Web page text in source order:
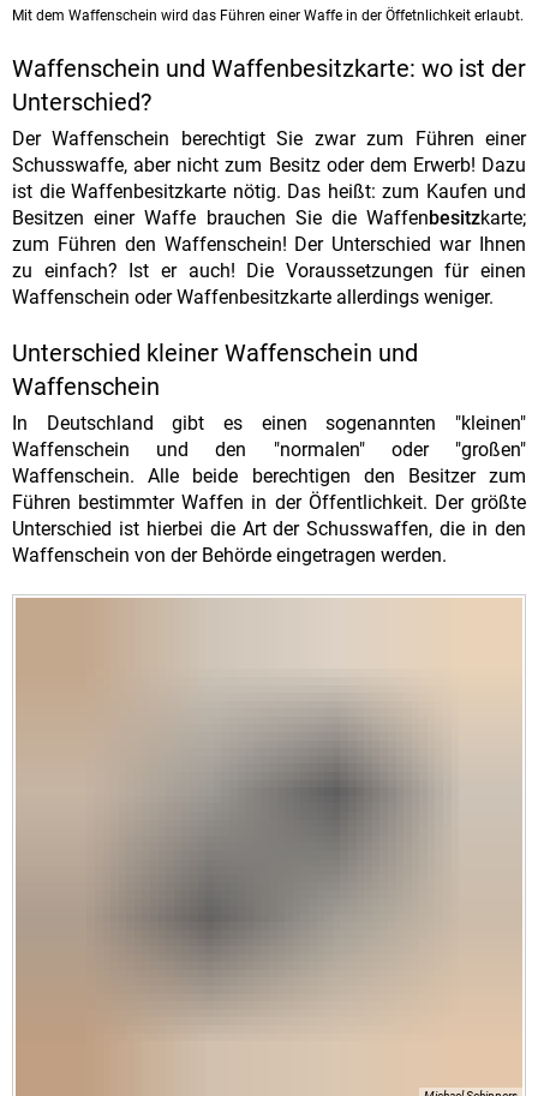
Mit dem Waffenschein wird das Führen einer Waffe in der Öffetnlichkeit erlaubt.
Waffenschein und Waffenbesitzkarte: wo ist der
Unterschied?
Der Waffenschein berechtigt Sie zwar zum Führen einer
Schusswaffe, aber nicht zum Besitz oder dem Erwerb! Dazu
ist die Waffenbesitzkarte nötig. Das heißt: zum Kaufen und
Besitzen einer Waffe brauchen Sie die Waffenbesitzkarte;
zum Führen den Waffenschein! Der Unterschied war Ihnen
zu einfach? Ist er auch! Die Voraussetzungen für einen
Waffenschein oder Waffenbesitzkarte allerdings weniger.
Unterschied kleiner Waffenschein und
Waffenschein
In Deutschland gibt es einen sogenannten "kleinen"
Waffenschein und den "normalen" oder "großen"
Waffenschein. Alle beide berechtigen den Besitzer zum
Führen bestimmter Waffen in der Öffentlichkeit. Der größte
Unterschied ist hierbei die Art der Schusswaffen, die in den
Waffenschein von der Behörde eingetragen werden.